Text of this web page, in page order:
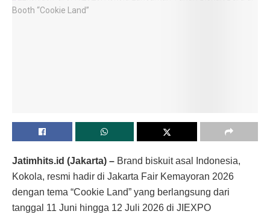
Jatimhits.id (Jakarta) – Brand biskuit asal Indonesia,
Kokola, resmi hadir di Jakarta Fair Kemayoran 2026
dengan tema “Cookie Land” yang berlangsung dari
tanggal 11 Juni hingga 12 Juli 2026 di JIEXPO